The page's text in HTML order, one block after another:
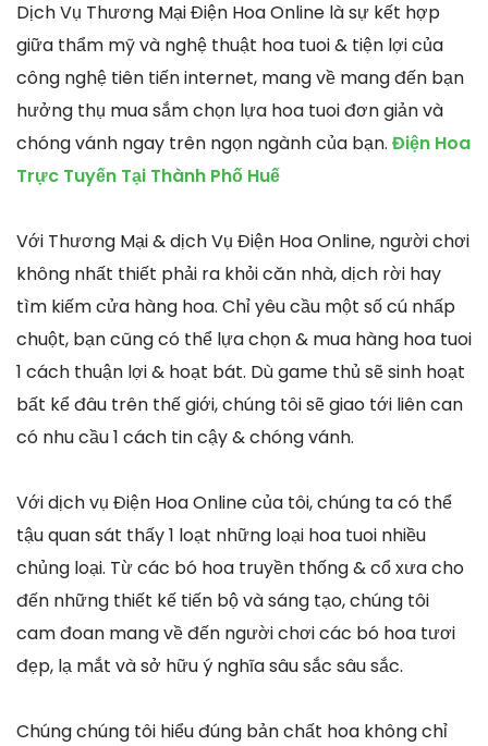
Dịch Vụ Thương Mại Điện Hoa Online là sự kết hợp
giữa thẩm mỹ và nghệ thuật hoa tuoi & tiện lợi của
công nghệ tiên tiến internet, mang về mang đến bạn
hưởng thụ mua sắm chọn lựa hoa tuoi đơn giản và
chóng vánh ngay trên ngọn ngành của bạn. Điện Hoa
Trực Tuyến Tại Thành Phố Huế
Với Thương Mại & dịch Vụ Điện Hoa Online, người chơi
không nhất thiết phải ra khỏi căn nhà, dịch rời hay
tìm kiếm cửa hàng hoa. Chỉ yêu cầu một số cú nhấp
chuột, bạn cũng có thể lựa chọn & mua hàng hoa tuoi
1 cách thuận lợi & hoạt bát. Dù game thủ sẽ sinh hoạt
bất kể đâu trên thế giới, chúng tôi sẽ giao tới liên can
có nhu cầu 1 cách tin cậy & chóng vánh.
Với dịch vụ Điện Hoa Online của tôi, chúng ta có thể
tậu quan sát thấy 1 loạt những loại hoa tuoi nhiều
chủng loại. Từ các bó hoa truyền thống & cổ xưa cho
đến những thiết kế tiến bộ và sáng tạo, chúng tôi
cam đoan mang về đến người chơi các bó hoa tươi
đẹp, lạ mắt và sở hữu ý nghĩa sâu sắc sâu sắc.
Chúng chúng tôi hiểu đúng bản chất hoa không chỉ